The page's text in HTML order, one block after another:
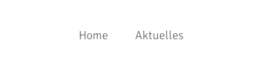
Home Aktuelles